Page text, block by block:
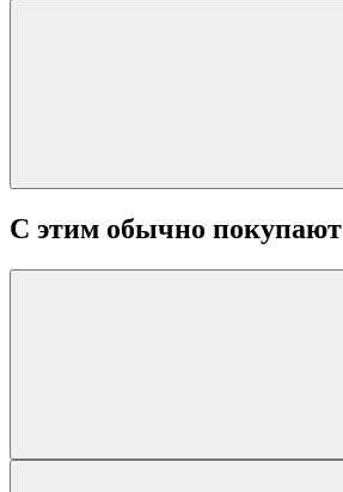
С этим обычно покупают